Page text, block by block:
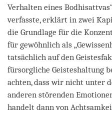
Verhalten eines
verfasste, erklärt in zwei
die Grundlage für die
für gewöhnlich als
tatsächlich auf den
fürsorgliche Geisteshaltung
achten, dass wir nicht unter
anderen störenden
handelt dann von